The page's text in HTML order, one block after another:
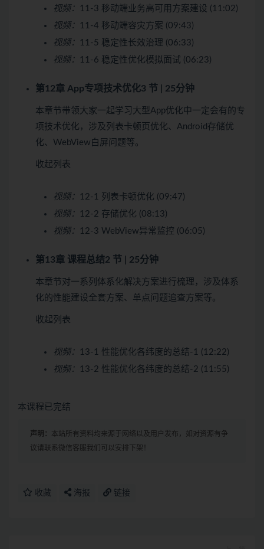
视频：
11-3 移动端业务高可用方案建设 (11:02)
视频：
11-4 移动端容灾方案 (09:43)
视频：
11-5 稳定性长效治理 (06:33)
视频：
11-6 稳定性优化模拟面试 (06:23)
第12章 App专项技术优化3 节 | 25分钟
本章节带领大家一起学习大型App优化中一定会有的专
项技术优化，涉及列表卡顿页优化、Android存储优
化、WebView白屏问题等。
收起列表
视频：
12-1 列表卡顿优化 (09:47)
视频：
12-2 存储优化 (08:13)
视频：
12-3 WebView异常监控 (06:05)
第13章 课程总结2 节 | 25分钟
本章节对一系列体系化解决方案进行梳理，涉及体系
化的性能建设全套方案、单点问题追查方案等。
收起列表
视频：
13-1 性能优化各纬度的总结-1 (12:22)
视频：
13-2 性能优化各纬度的总结-2 (11:55)
本课程已完结
声明： 本站所有资料均来源于网络以及用户发布，如对资源有争
议请联系微信客服我们可以安排下架！
收藏 海报 链接